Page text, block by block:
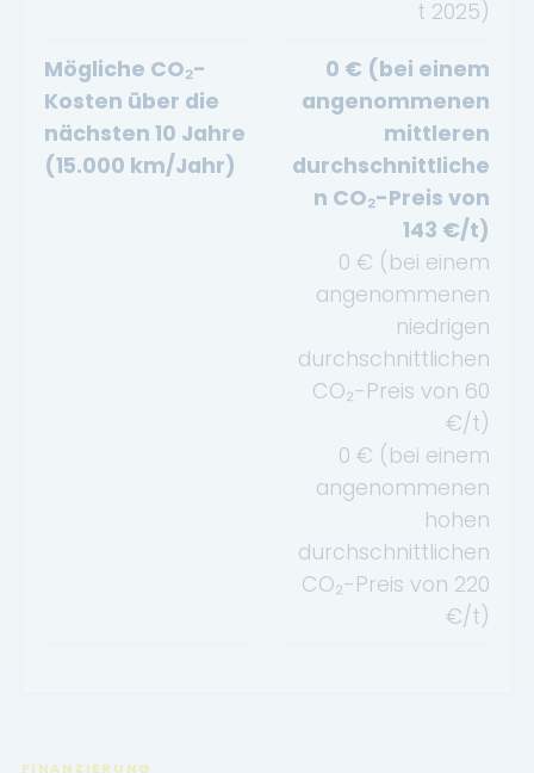
t 2025)
Mögliche CO₂-
Kosten über die
nächsten 10 Jahre
(15.000 km/Jahr)
0 € (bei einem
angenommenen
mittleren
durchschnittliche
n CO₂-Preis von
143 €/t)
0 € (bei einem
angenommenen
niedrigen
durchschnittlichen
CO₂-Preis von 60
€/t)
0 € (bei einem
angenommenen
hohen
durchschnittlichen
CO₂-Preis von 220
€/t)
FINANZIERUNG